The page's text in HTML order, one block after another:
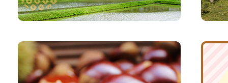
森
共
に
イ
ふ
る
京